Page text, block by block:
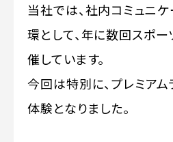
当社では、社内コミュニ
環として、年に数回スポ
催しています。
今回は特別に、プレミア
体験となりました。